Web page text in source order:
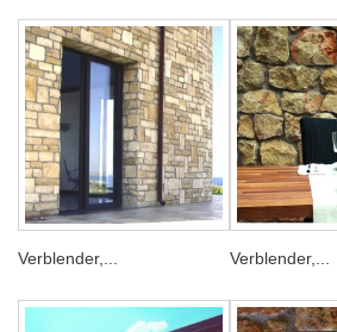
Verblender,... Verblender,...